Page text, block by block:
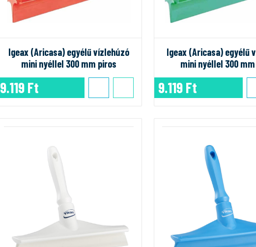
Igeax (Aricasa) egyélű vízlehúzó
mini nyéllel 300 mm piros
9.119 Ft
Igeax (Aricasa) egyélű
mini nyéllel 300
9.119 Ft